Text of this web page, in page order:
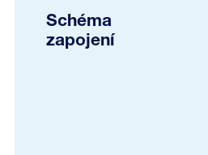
Schéma
zapojení